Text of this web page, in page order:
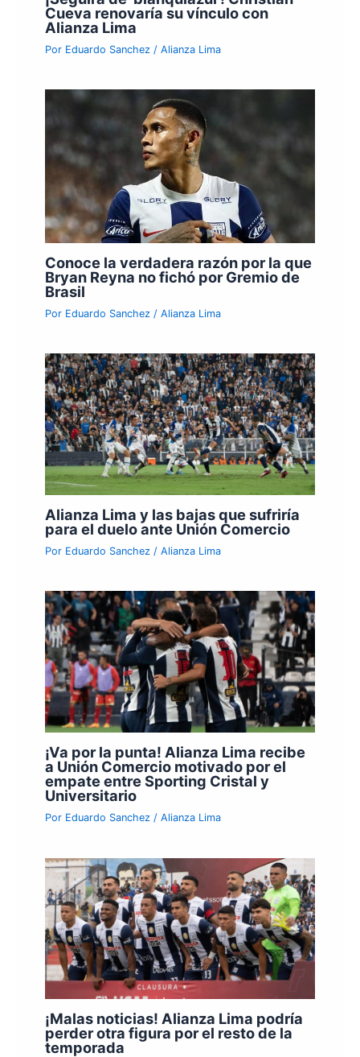
Cueva renovaría su vínculo con
Alianza Lima
Por Eduardo Sanchez /Alianza Lima
Conoce la verdadera razón por la que
Bryan Reyna no fichó por Gremio de
Brasil
Por Eduardo Sanchez /Alianza Lima
Alianza Lima y las bajas que sufriría
para el duelo ante Unión Comercio
Por Eduardo Sanchez /Alianza Lima
¡Va por la punta! Alianza Lima recibe
a Unión Comercio motivado por el
empate entre Sporting Cristal y
Universitario
Por Eduardo Sanchez /Alianza Lima
¡Malas noticias! Alianza Lima podría
perder otra figura por el resto de la
temporada